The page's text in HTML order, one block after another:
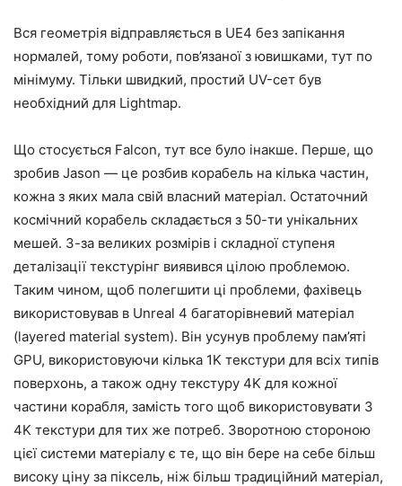
Вся геометрія відправляється в UE4 без запікання
нормалей, тому роботи, пов’язаної з ювишками, тут по
мінімуму. Тільки швидкий, простий UV-сет був
необхідний для Lightmap.
Що стосується Falcon, тут все було інакше. Перше, що
зробив Jason — це розбив корабель на кілька частин,
кожна з яких мала свій власний матеріал. Остаточний
космічний корабель складається з 50-ти унікальних
мешей. З-за великих розмірів і складної ступеня
деталізації текстурінг виявився цілою проблемою.
Таким чином, щоб полегшити ці проблеми, фахівець
використовував в Unreal 4 багаторівневий матеріал
(layered material system). Він усунув проблему пам’яті
GPU, використовуючи кілька 1K текстури для всіх типів
поверхонь, а також одну текстуру 4K для кожної
частини корабля, замість того щоб використовувати 3
4K текстури для тих же потреб. Зворотною стороною
цієї системи матеріалу є те, що він бере на себе більш
високу ціну за піксель, ніж більш традиційний матеріал,